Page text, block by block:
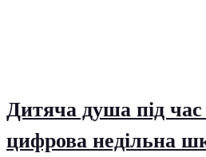
Дитяча душа під
цифрова недільна